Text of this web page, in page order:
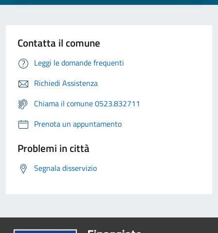
Contatta il comune
Leggi le domande frequenti
Richiedi Assistenza
Chiama il comune 0523.832711
Prenota un appuntamento
Problemi in città
Segnala disservizio